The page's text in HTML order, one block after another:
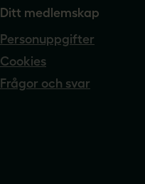
Ditt medlemskap
Personuppgifter
Cookies
Frågor och svar